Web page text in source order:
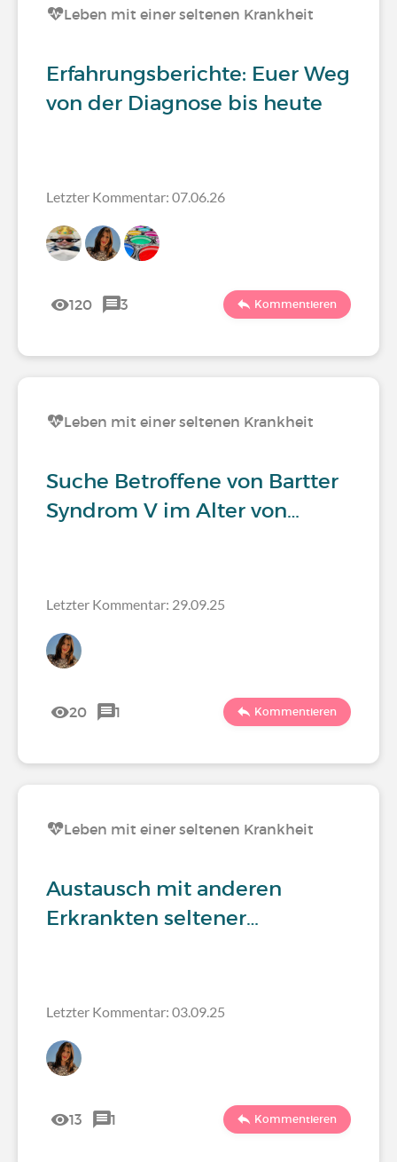
Leben mit einer seltenen Krankheit
Erfahrungsberichte: Euer Weg
von der Diagnose bis heute
Letzter Kommentar: 07.06.26
120 3 Kommentieren
Leben mit einer seltenen Krankheit
Suche Betroffene von Bartter
Syndrom V im Alter von…
Letzter Kommentar: 29.09.25
20 1 Kommentieren
Leben mit einer seltenen Krankheit
Austausch mit anderen
Erkrankten seltener…
Letzter Kommentar: 03.09.25
13 1 Kommentieren